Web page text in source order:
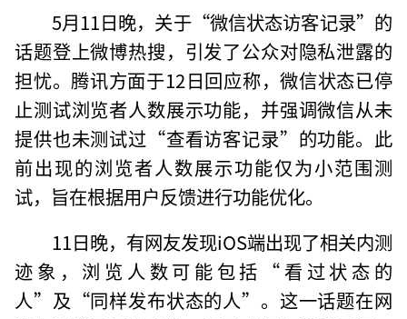
5月11日晚，关于“微信状态访客记录”的
话题登上微博热搜，引发了公众对隐私泄露的
担忧。腾讯方面于12日回应称，微信状态已停
止测试浏览者人数展示功能，并强调微信从未
提供也未测试过“查看访客记录”的功能。此
前出现的浏览者人数展示功能仅为小范围测
试，旨在根据用户反馈进行功能优化。
11日晚，有网友发现iOS端出现了相关内测
迹象，浏览人数可能包括“看过状态的
人”及“同样发布状态的人”。这一话题在网